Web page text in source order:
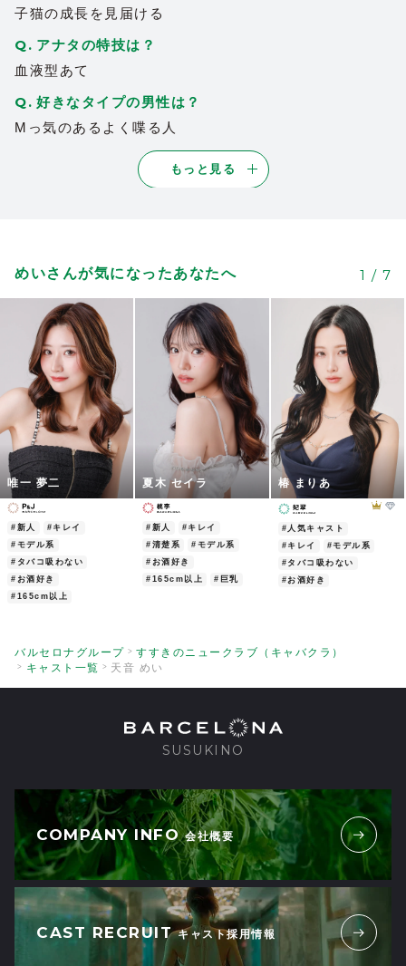
子猫の成長を見届ける
アナタの特技は？
血液型あて
好きなタイプの男性は？
Mっ気のあるよく喋る人
もっと見る
めいさんが気になったあなたへ 1 / 7
唯一 夢二
#新人
#キレイ
#モデル系
#タバコ吸わない
#お酒好き
#165cm以上
夏木 セイラ
#新人
#キレイ
#清楚系
#モデル系
#お酒好き
#165cm以上
#巨乳
椿 まりあ
#人気キャスト
#キレイ
#モデル系
#タバコ吸わない
#お酒好き
バルセロナグループ
すすきのニュークラブ（キャバクラ）
キャスト一覧
天音 めい
SUSUKINO
COMPANY INFO 会社概要
CAST RECRUIT キャスト採用情報